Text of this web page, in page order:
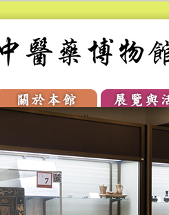
校史
人物典藏
常設
本館簡介
人物典藏
常設
當期
展演